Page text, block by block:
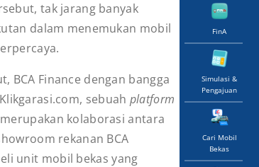
FinA
Simulasi &
Pengajuan
Cari Mobil
Bekas
tak jarang banyak
dalam menemukan mobil
BCA Finance dengan bangga
sebuah platform
kolaborasi antara
rekanan BCA
unit mobil bekas yang